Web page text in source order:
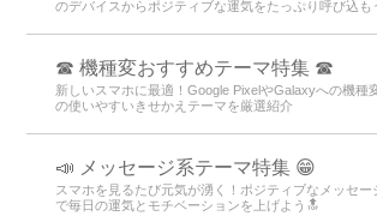
のデバイスからポジティブな運気をたっぷり呼び込も
☎ 機種変おすすめテーマ特集 ☎
新しいスマホに最適！Google PixelやGalaxyへの機種
の使いやすいきせかえテーマを厳選紹介
📣 メッセージ系テーマ特集 😁
スマホを見るたび元気が湧く！ポジティブなメッセー
で毎日の運気とモチベーションを上げよう🔝